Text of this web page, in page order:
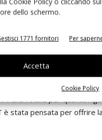
dello schermo.
1771 fornitori Per
Accetta
Cookie Policy
Lcd con una risoluzione
o diagnostica del
consente una riproduzione
è anche disponibile l’Intel
aggiuntivo grazie
sviluppo della eDM-
elevato di interfacce I/O:
PCIe. Anche per quanto
stata pensata per offrire